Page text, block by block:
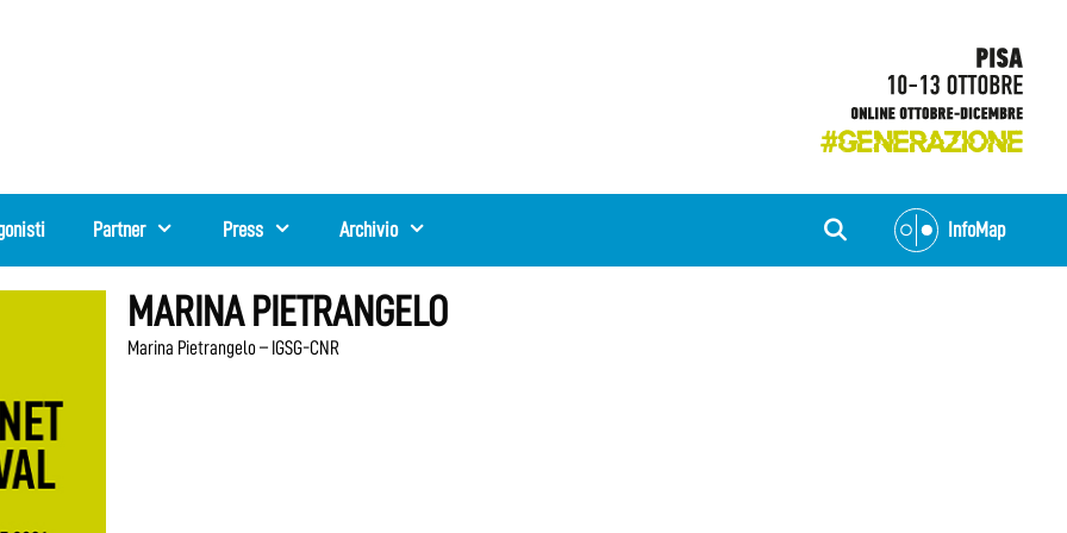
Partner Press Archivio InfoMap
MARINA PIETRANGELO
Marina Pietrangelo – IGSG-CNR